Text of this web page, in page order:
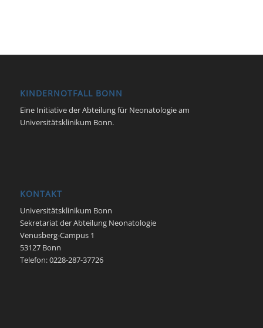
KINDERNOTFALL BONN
Eine Initiative der Abteilung für Neonatologie am
Universitätsklinikum Bonn.
KONTAKT
Universitätsklinikum Bonn
Sekretariat der Abteilung Neonatologie
Venusberg-Campus 1
53127 Bonn
Telefon: 0228-287-37726